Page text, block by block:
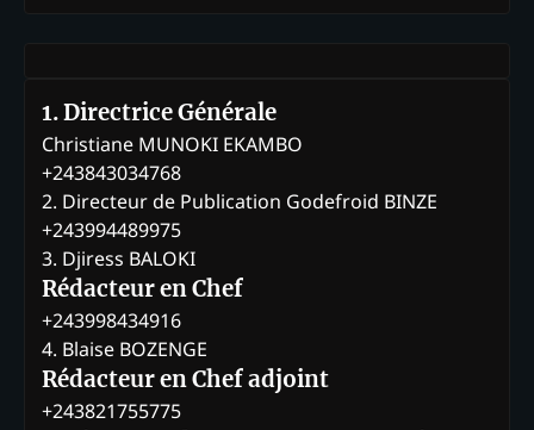
1. Directrice Générale
Christiane MUNOKI EKAMBO
+243843034768
2. Directeur de Publication Godefroid BINZE
+243994489975
3. Djiress BALOKI
Rédacteur en Chef
+243998434916
4. Blaise BOZENGE
Rédacteur en Chef adjoint
+243821755775